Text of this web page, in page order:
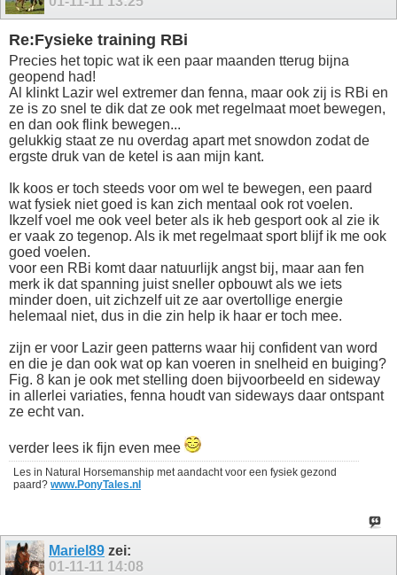
Re:Fysieke training RBi
Precies het topic wat ik een paar maanden tterug bijna
geopend had!
Al klinkt Lazir wel extremer dan fenna, maar ook zij is RBi en
ze is zo snel te dik dat ze ook met regelmaat moet bewegen,
en dan ook flink bewegen...
gelukkig staat ze nu overdag apart met snowdon zodat de
ergste druk van de ketel is aan mijn kant.
Ik koos er toch steeds voor om wel te bewegen, een paard
wat fysiek niet goed is kan zich mentaal ook rot voelen.
Ikzelf voel me ook veel beter als ik heb gesport ook al zie ik
er vaak zo tegenop. Als ik met regelmaat sport blijf ik me ook
goed voelen.
voor een RBi komt daar natuurlijk angst bij, maar aan fen
merk ik dat spanning juist sneller opbouwt als we iets
minder doen, uit zichzelf uit ze aar overtollige energie
helemaal niet, dus in die zin help ik haar er toch mee.
zijn er voor Lazir geen patterns waar hij confident van word
en die je dan ook wat op kan voeren in snelheid en buiging?
Fig. 8 kan je ook met stelling doen bijvoorbeeld en sideway
in allerlei variaties, fenna houdt van sideways daar ontspant
ze echt van.
verder lees ik fijn even mee
Les in Natural Horsemanship met aandacht voor een fysiek gezond
paard? www.PonyTales.nl
Mariel89 zei:
01-11-11 14:08